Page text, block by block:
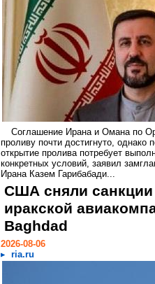
Соглашение Ирана и Омана по
проливу почти достигнуто, однако
открытие пролива потребует
конкретных условий, заявил
Ирана Казем Гарибабади...
США сняли санкции
иракской
Baghdad
2026-08-06
ria.ru